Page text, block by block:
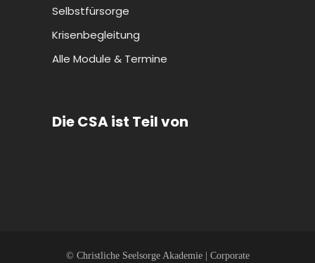
Selbstfürsorge
Krisenbegleitung
Alle Module & Termine
Die CSA ist Teil von
© Christliche Seelsorge Akademie | Corporate